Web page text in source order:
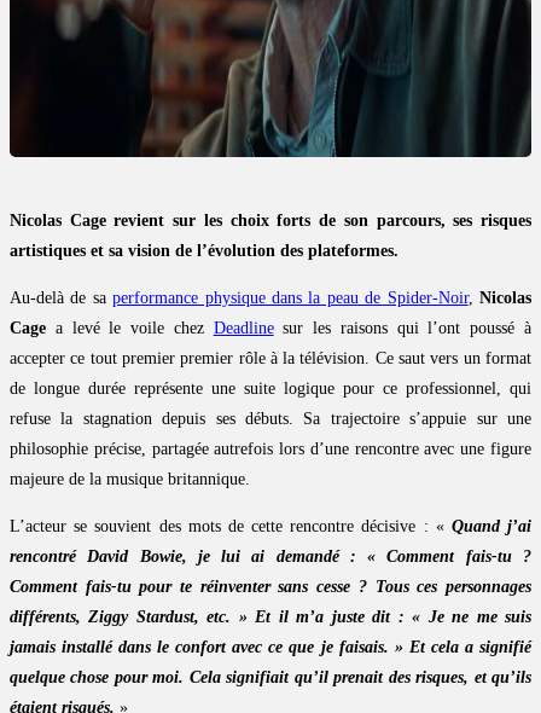
Nicolas Cage revient sur les choix forts de son parcours, ses risques
artistiques et sa vision de l’évolution des plateformes.
Au-delà de saperformance physique dans la peau de Spider-Noir,Nicolas
Cage a levé le voile chez Deadlinesur les raisons qui l’ont poussé à
accepter ce tout premier premier rôle à la télévision. Ce saut vers un format
de longue durée représente une suite logique pour ce professionnel, qui
refuse la stagnation depuis ses débuts. Sa trajectoire s’appuie sur une
philosophie précise, partagée autrefois lors d’une rencontre avec une figure
majeure de la musique britannique.
L’acteur se souvient des mots de cette rencontre décisive : « Quand j’ai
rencontré David Bowie, je lui ai demandé : « Comment fais-tu ?
Comment fais-tu pour te réinventer sans cesse ? Tous ces personnages
différents, Ziggy Stardust, etc. » Et il m’a juste dit : « Je ne me suis
jamais installé dans le confort avec ce que je faisais. » Et cela a signifié
quelque chose pour moi. Cela signifiait qu’il prenait des risques, et qu’ils
étaient risqués. »